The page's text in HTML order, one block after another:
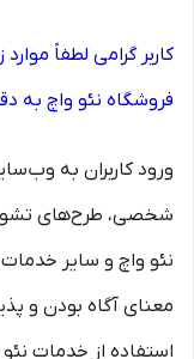
کاربر گرامی لطفاً
فروشگاه نئو واچ به
ورود کاربران به
شخصی، طرح‏‌های
نئو واچ و سایر
معنای آگاه بودن و
استفاده از خدمات